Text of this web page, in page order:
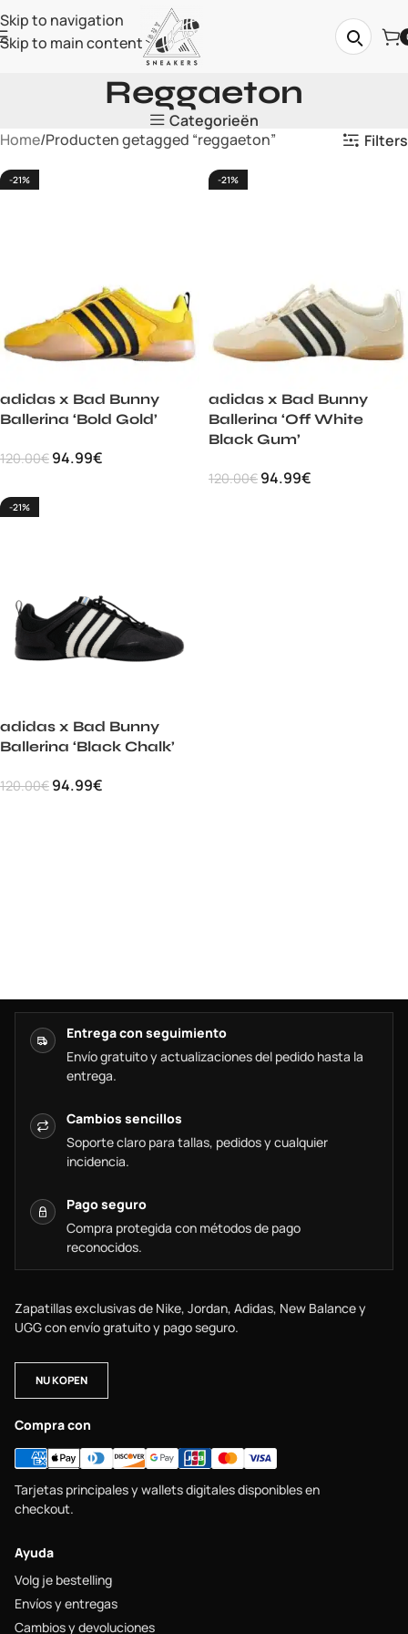
Skip to navigation
Skip to main content
Reggaeton
Categorieën
Home Producten getagged “reggaeton” Filters
-21%
adidas x Bad Bunny
Ballerina ‘Bold Gold’
120.00€ 94.99€
-21%
adidas x Bad Bunny
Ballerina ‘Off White
Black Gum’
120.00€ 94.99€
-21%
adidas x Bad Bunny
Ballerina ‘Black Chalk’
120.00€ 94.99€
Entrega con seguimiento
Envío gratuito y actualizaciones del pedido hasta la
entrega.
Cambios sencillos
Soporte claro para tallas, pedidos y cualquier
incidencia.
Pago seguro
Compra protegida con métodos de pago
reconocidos.
Zapatillas exclusivas de Nike, Jordan, Adidas, New Balance y
UGG con envío gratuito y pago seguro.
NU KOPEN
Compra con
Tarjetas principales y wallets digitales disponibles en
checkout.
Ayuda
Volg je bestelling
Envíos y entregas
Cambios y devoluciones